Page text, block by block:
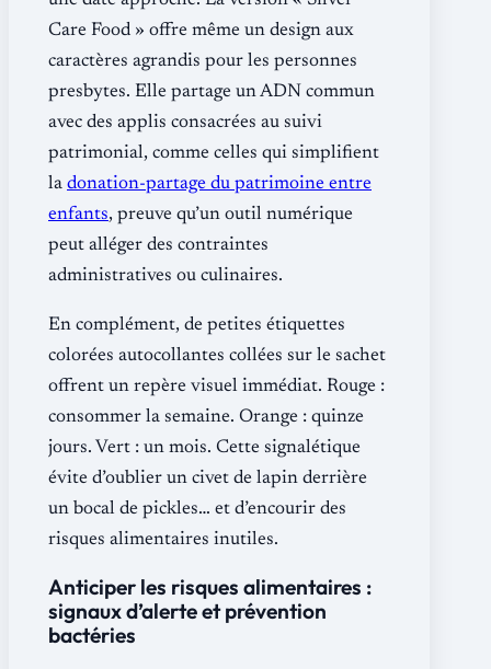
Care Food » offre même un design aux
caractères agrandis pour les personnes
presbytes. Elle partage un ADN commun
avec des applis consacrées au suivi
patrimonial, comme celles qui simplifient
la donation-partage du patrimoine entre
enfants, preuve qu’un outil numérique
peut alléger des contraintes
administratives ou culinaires.
En complément, de petites étiquettes
colorées autocollantes collées sur le sachet
offrent un repère visuel immédiat. Rouge :
consommer la semaine. Orange : quinze
jours. Vert : un mois. Cette signalétique
évite d’oublier un civet de lapin derrière
un bocal de pickles… et d’encourir des
risques alimentaires inutiles.
Anticiper les risques alimentaires :
signaux d’alerte et prévention
bactéries